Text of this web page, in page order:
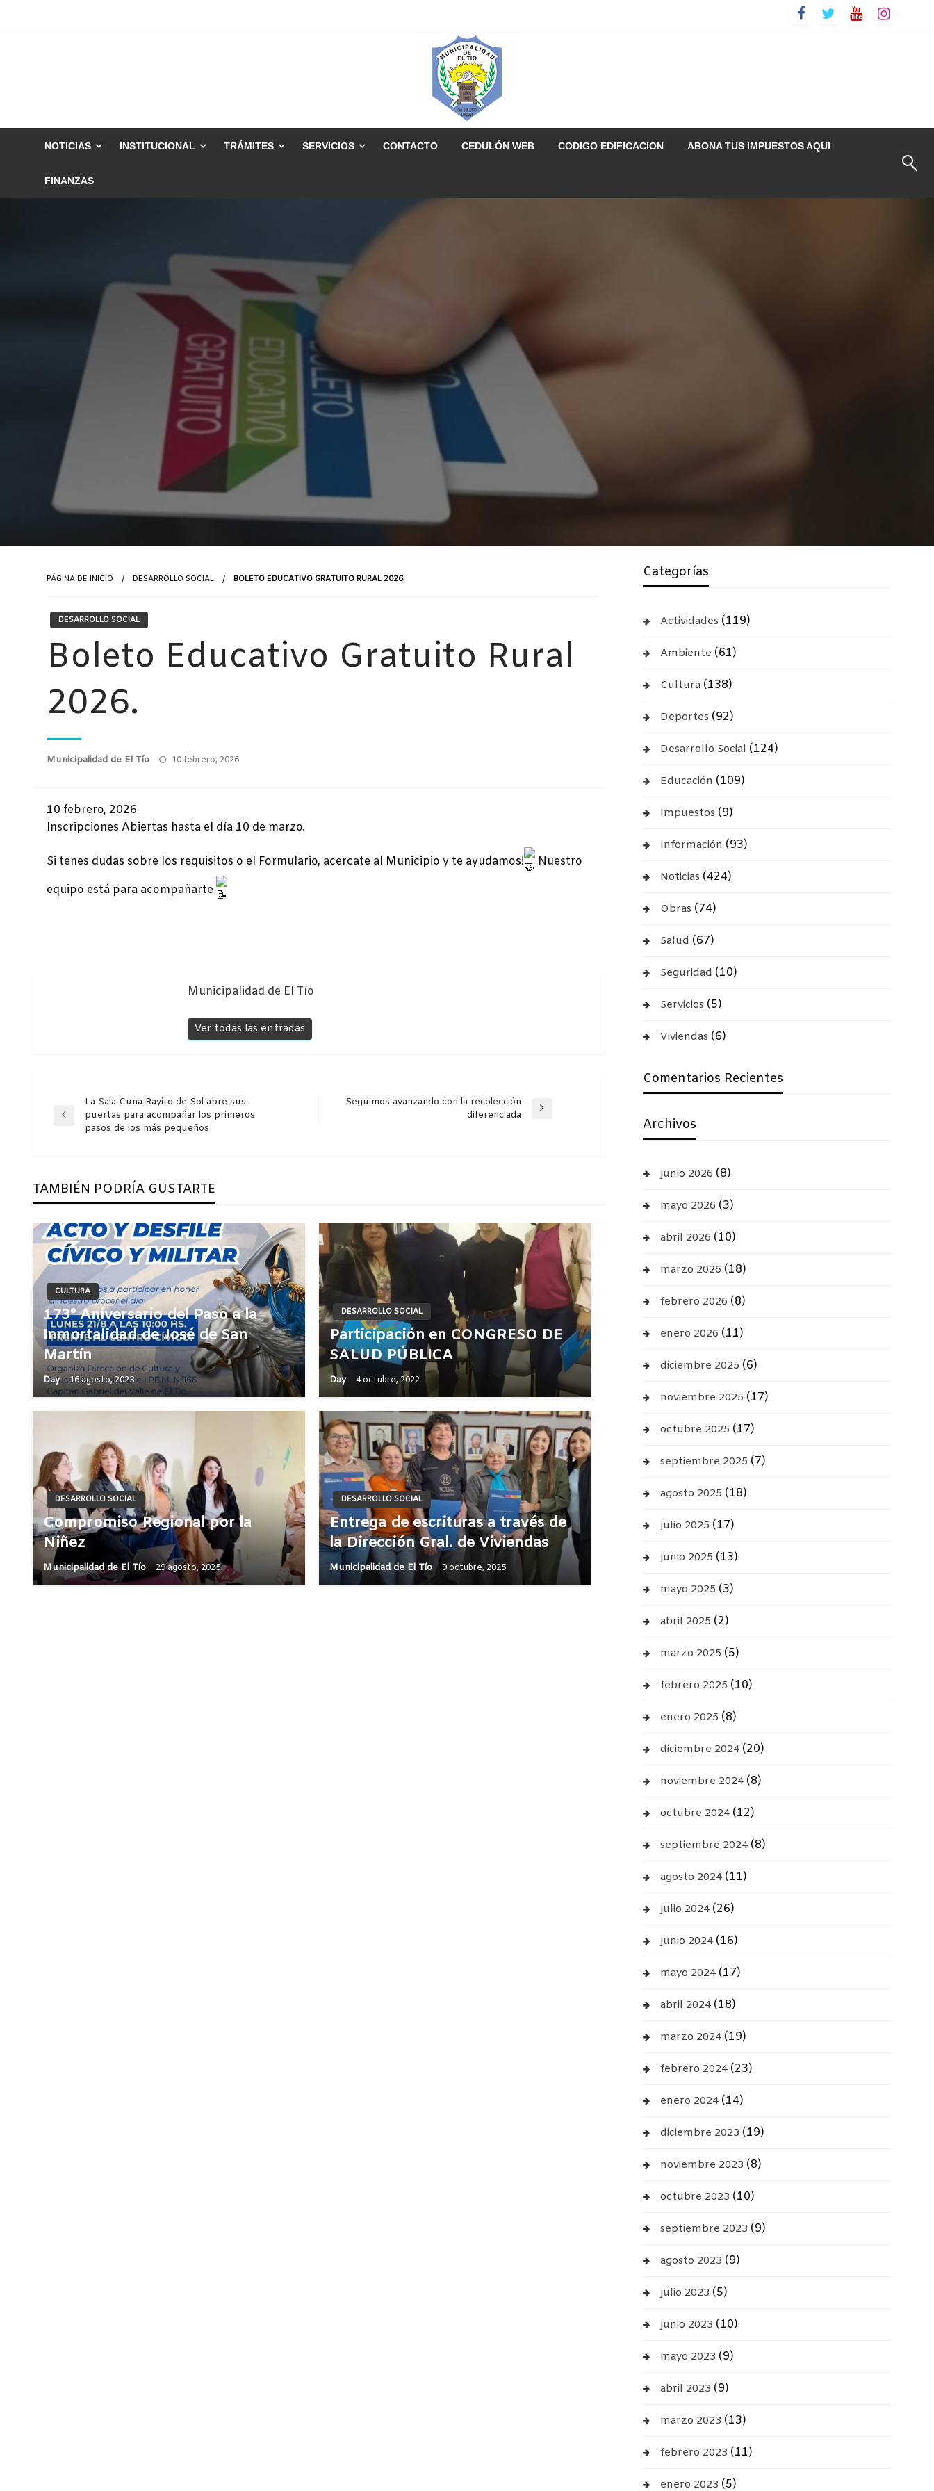
NOTICIAS INSTITUCIONAL TRÁMITES SERVICIOS CONTACTO CEDULÓN WEB CODIGO EDIFICACION ABONA TUS IMPUESTOS AQUI
FINANZAS
PÁGINA DE INICIO DESARROLLO SOCIAL BOLETO EDUCATIVO GRATUITO RURAL 2026.
DESARROLLO SOCIAL
Boleto Educativo Gratuito Rural
2026.
Municipalidad de El Tío
Publicado
10 febrero, 2026
10 febrero, 2026
Inscripciones Abiertas hasta el día 10 de marzo.
Si tenes dudas sobre los requisitos o el Formulario, acercate al Municipio y te ayudamos!
Nuestro
equipo está para acompañarte
Municipalidad de El Tío
Ver todas las entradas
Navegación
entradas
Entrada
anterior
La Sala Cuna Rayito de Sol abre sus
puertas para acompañar los primeros
pasos de los más pequeños
Seguimos avanzando con la recolección
diferenciada
TAMBIÉN PODRÍA GUSTARTE
CULTURA
173° Aniversario del Paso a la
Inmortalidad de José de San
Martín
Day 16 agosto, 2023
DESARROLLO SOCIAL
Participación en CONGRESO DE
SALUD PÚBLICA
Day 4 octubre, 2022
DESARROLLO SOCIAL
Compromiso Regional por la
Niñez
Municipalidad de El Tío 29 agosto, 2025
DESARROLLO SOCIAL
Entrega de escrituras a través de
la Dirección Gral. de Viviendas
Municipalidad de El Tío 9 octubre, 2025
Categorías
Actividades (119)
Ambiente (61)
Cultura (138)
Deportes (92)
Desarrollo Social (124)
Educación (109)
Impuestos (9)
Información (93)
Noticias (424)
Obras (74)
Salud (67)
Seguridad (10)
Servicios (5)
Viviendas (6)
Comentarios Recientes
Archivos
junio 2026 (8)
mayo 2026 (3)
abril 2026 (10)
marzo 2026 (18)
febrero 2026 (8)
enero 2026 (11)
diciembre 2025 (6)
noviembre 2025 (17)
octubre 2025 (17)
septiembre 2025 (7)
agosto 2025 (18)
julio 2025 (17)
junio 2025 (13)
mayo 2025 (3)
abril 2025 (2)
marzo 2025 (5)
febrero 2025 (10)
enero 2025 (8)
diciembre 2024 (20)
noviembre 2024 (8)
octubre 2024 (12)
septiembre 2024 (8)
agosto 2024 (11)
julio 2024 (26)
junio 2024 (16)
mayo 2024 (17)
abril 2024 (18)
marzo 2024 (19)
febrero 2024 (23)
enero 2024 (14)
diciembre 2023 (19)
noviembre 2023 (8)
octubre 2023 (10)
septiembre 2023 (9)
agosto 2023 (9)
julio 2023 (5)
junio 2023 (10)
mayo 2023 (9)
abril 2023 (9)
marzo 2023 (13)
febrero 2023 (11)
enero 2023 (5)